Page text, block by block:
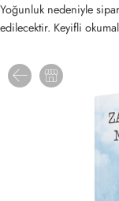
Yoğunluk nedeniyle
edilecektir. Keyifli